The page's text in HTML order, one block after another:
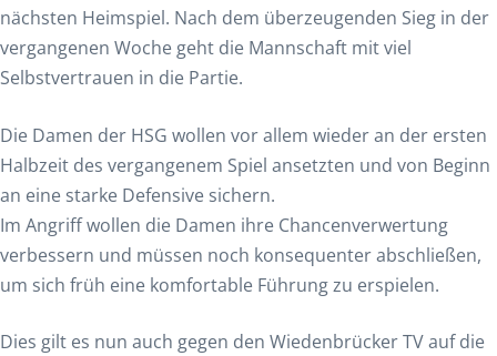
nächsten Heimspiel. Nach dem überzeugenden Sieg in der
vergangenen Woche geht die Mannschaft mit viel
Selbstvertrauen in die Partie.
Die Damen der HSG wollen vor allem wieder an der ersten
Halbzeit des vergangenem Spiel ansetzten und von Beginn
an eine starke Defensive sichern.
Im Angriff wollen die Damen ihre Chancenverwertung
verbessern und müssen noch konsequenter abschließen,
um sich früh eine komfortable Führung zu erspielen.
Dies gilt es nun auch gegen den Wiedenbrücker TV auf die